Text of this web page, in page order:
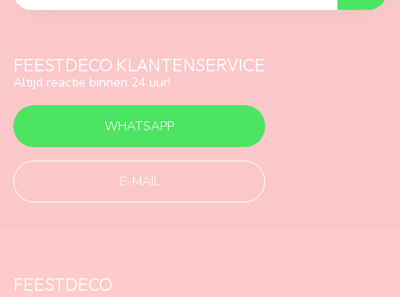
FEESTDECO KLANTENSERVICE
Altijd reactie binnen 24 uur!
WHATSAPP
E-MAIL
FEESTDECO